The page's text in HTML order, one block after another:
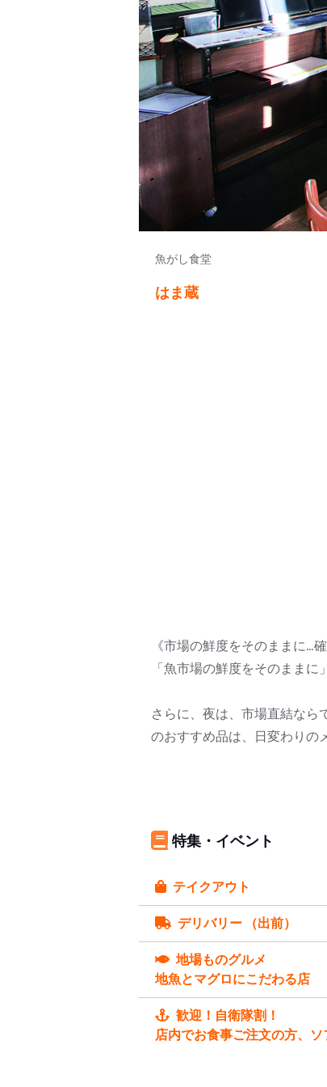
魚がし食堂
はま蔵
《市場の鮮度をそのままに…
「魚市場の鮮度をそのまま
さらに、夜は、市場直結なら
のおすすめ品は、日変わりの
特集・イベント
テイクアウト
デリバリー （出前）
地場ものグルメ
地魚とマグロにこだわる店
歓迎！自衛隊割！
店内でお食事ご注文の方、ソ